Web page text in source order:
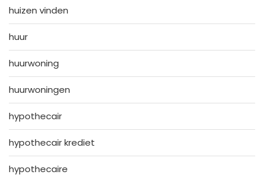
huizen vinden
huur
huurwoning
huurwoningen
hypothecair
hypothecair krediet
hypothecaire